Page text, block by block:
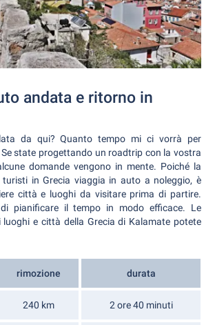
andata e ritorno in
da qui? Quanto tempo mi ci vorrà per
state progettando un roadtrip con la vostra
domande vengono in mente. Poiché la
in Grecia viaggia in auto a noleggio, è
città e luoghi da visitare prima di partire.
pianificare il tempo in modo efficace. Le
e città della Grecia di Kalamate potete
rimozione durata
240 km 2 ore 40 minuti